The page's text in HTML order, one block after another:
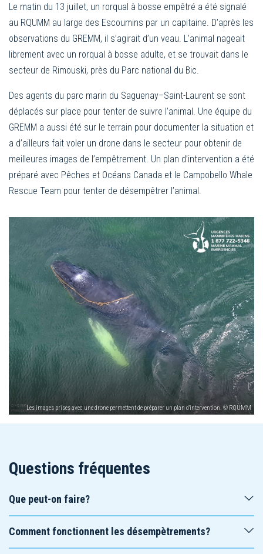
Le matin du 13 juillet, un rorqual à bosse empêtré a été signalé
au RQUMM au large des Escoumins par un capitaine. D’après les
observations du GREMM, il s’agirait d’un veau. L’animal nageait
librement avec un rorqual à bosse adulte, et se trouvait dans le
secteur de Rimouski, près du Parc national du Bic.
Des agents du parc marin du Saguenay–Saint-Laurent se sont
déplacés sur place pour tenter de suivre l’animal. Une équipe du
GREMM a aussi été sur le terrain pour documenter la situation et
a d’ailleurs fait voler un drone dans le secteur pour obtenir de
meilleures images de l’empêtrement. Un plan d’intervention a été
préparé avec Pêches et Océans Canada et le Campobello Whale
Rescue Team pour tenter de désempêtrer l’animal.
Les images prises avec une drone permettent de préparer un plan d'intervention. © RQUMM
Questions fréquentes
Que peut-on faire?
Comment fonctionnent les désempètrements?